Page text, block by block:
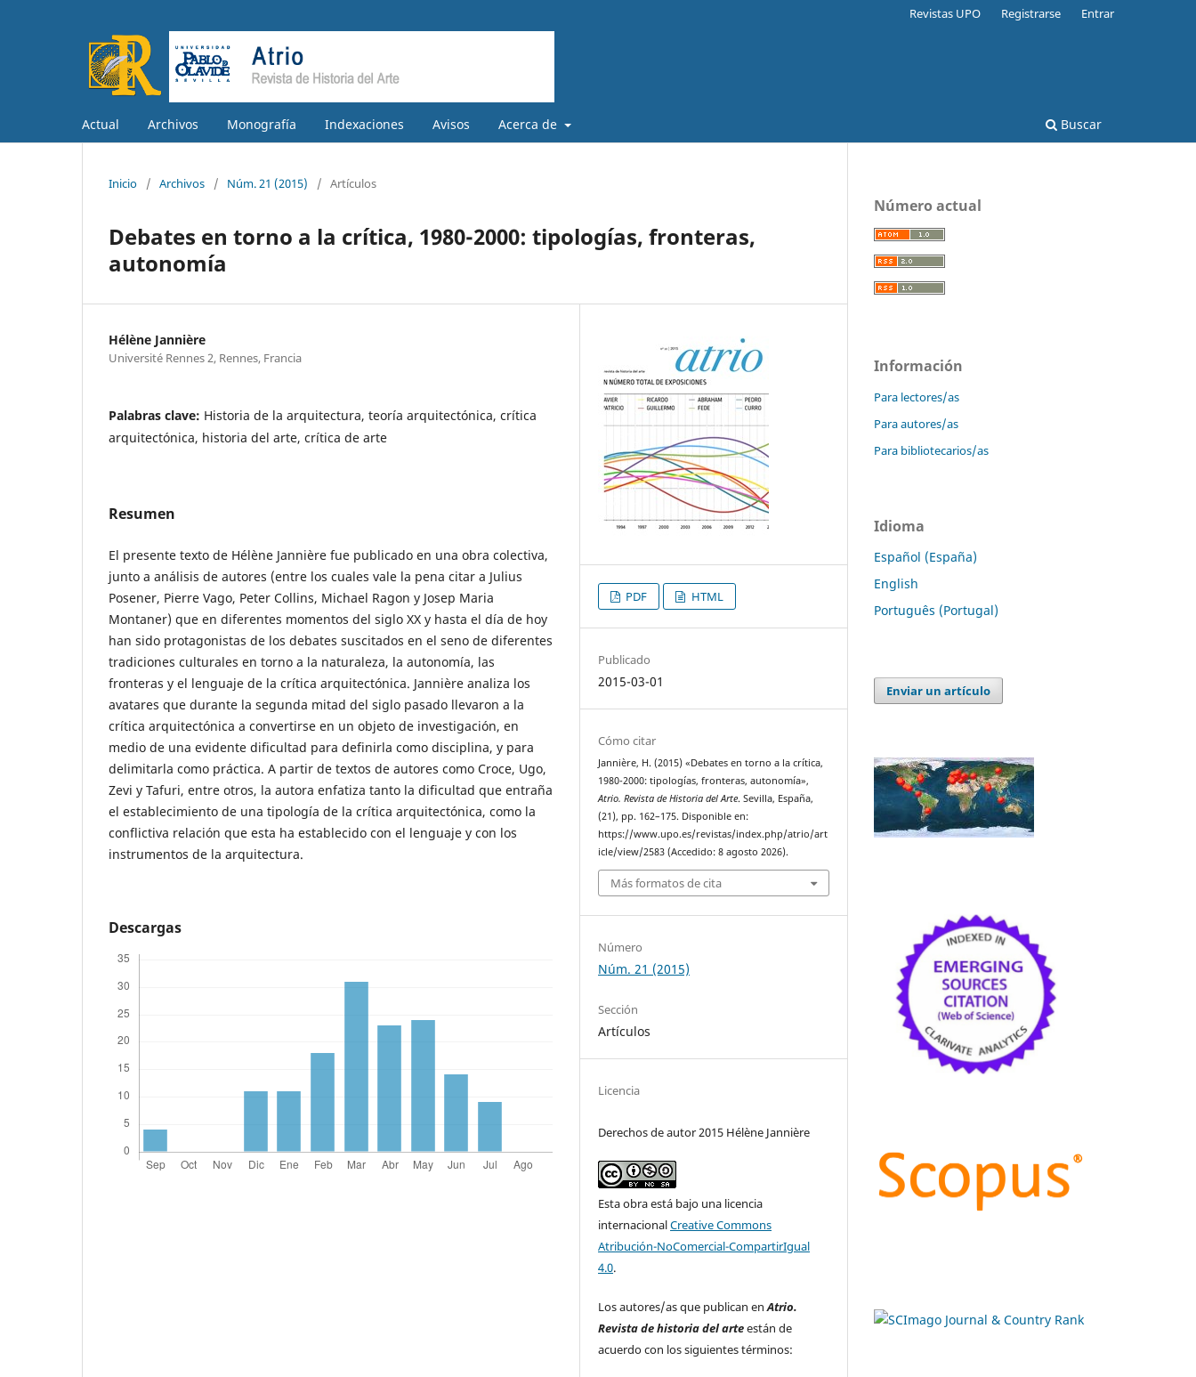
Actual Archivos Monografía Indexaciones Avisos Acerca de Buscar
Revistas UPO Registrarse Entrar
Inicio / Archivos / Núm. 21 (2015) / Artículos
Debates en torno a la crítica, 1980-2000: tipologías, fronteras,
autonomía
Hélène Jannière
Université Rennes 2, Rennes, Francia
Palabras clave: Historia de la arquitectura, teoría arquitectónica, crítica
arquitectónica, historia del arte, crítica de arte
Resumen
El presente texto de Hélène Jannière fue publicado en una obra colectiva,
junto a análisis de autores (entre los cuales vale la pena citar a Julius
Posener, Pierre Vago, Peter Collins, Michael Ragon y Josep Maria
Montaner) que en diferentes momentos del siglo XX y hasta el día de hoy
han sido protagonistas de los debates suscitados en el seno de diferentes
tradiciones culturales en torno a la naturaleza, la autonomía, las
fronteras y el lenguaje de la crítica arquitectónica. Jannière analiza los
avatares que durante la segunda mitad del siglo pasado llevaron a la
crítica arquitectónica a convertirse en un objeto de investigación, en
medio de una evidente dificultad para definirla como disciplina, y para
delimitarla como práctica. A partir de textos de autores como Croce, Ugo,
Zevi y Tafuri, entre otros, la autora enfatiza tanto la dificultad que entraña
el establecimiento de una tipología de la crítica arquitectónica, como la
conflictiva relación que esta ha establecido con el lenguaje y con los
instrumentos de la arquitectura.
Descargas
PDF HTML
Publicado
2015-03-01
Cómo citar
Jannière, H. (2015) «Debates en torno a la crítica,
1980-2000: tipologías, fronteras, autonomía»,
Atrio. Revista de Historia del Arte. Sevilla, España,
(21), pp. 162–175. Disponible en:
https://www.upo.es/revistas/index.php/atrio/art
icle/view/2583 (Accedido: 8 agosto 2026).
Más formatos de cita
Número
Núm. 21 (2015)
Sección
Artículos
Licencia
Derechos de autor 2015 Hélène Jannière
Esta obra está bajo una licencia
internacionalCreative Commons
Atribución-NoComercial-CompartirIgual
4.0.
Los autores/as que publican enAtrio.
Revista de historia del arteestán de
acuerdo con los siguientes términos:
Número actual
Información
Para lectores/as
Para autores/as
Para bibliotecarios/as
Idioma
Español (España)
English
Português (Portugal)
Enviar un artículo